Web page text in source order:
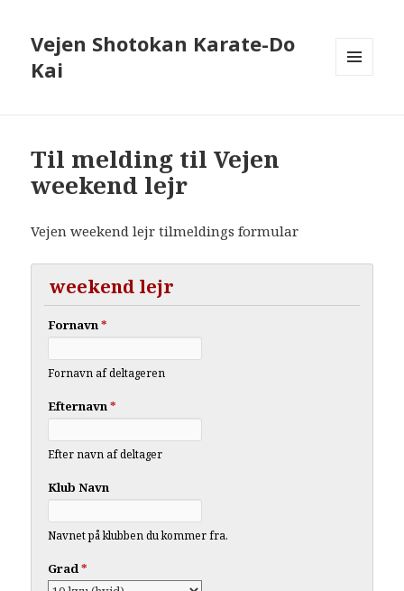
Vejen Shotokan Karate-Do
Kai
Til melding til Vejen
weekend lejr
Vejen weekend lejr tilmeldings formular
weekend lejr
Fornavn*
Fornavn af deltageren
Efternavn*
Efter navn af deltager
Klub Navn
Navnet på klubben du kommer fra.
Grad*